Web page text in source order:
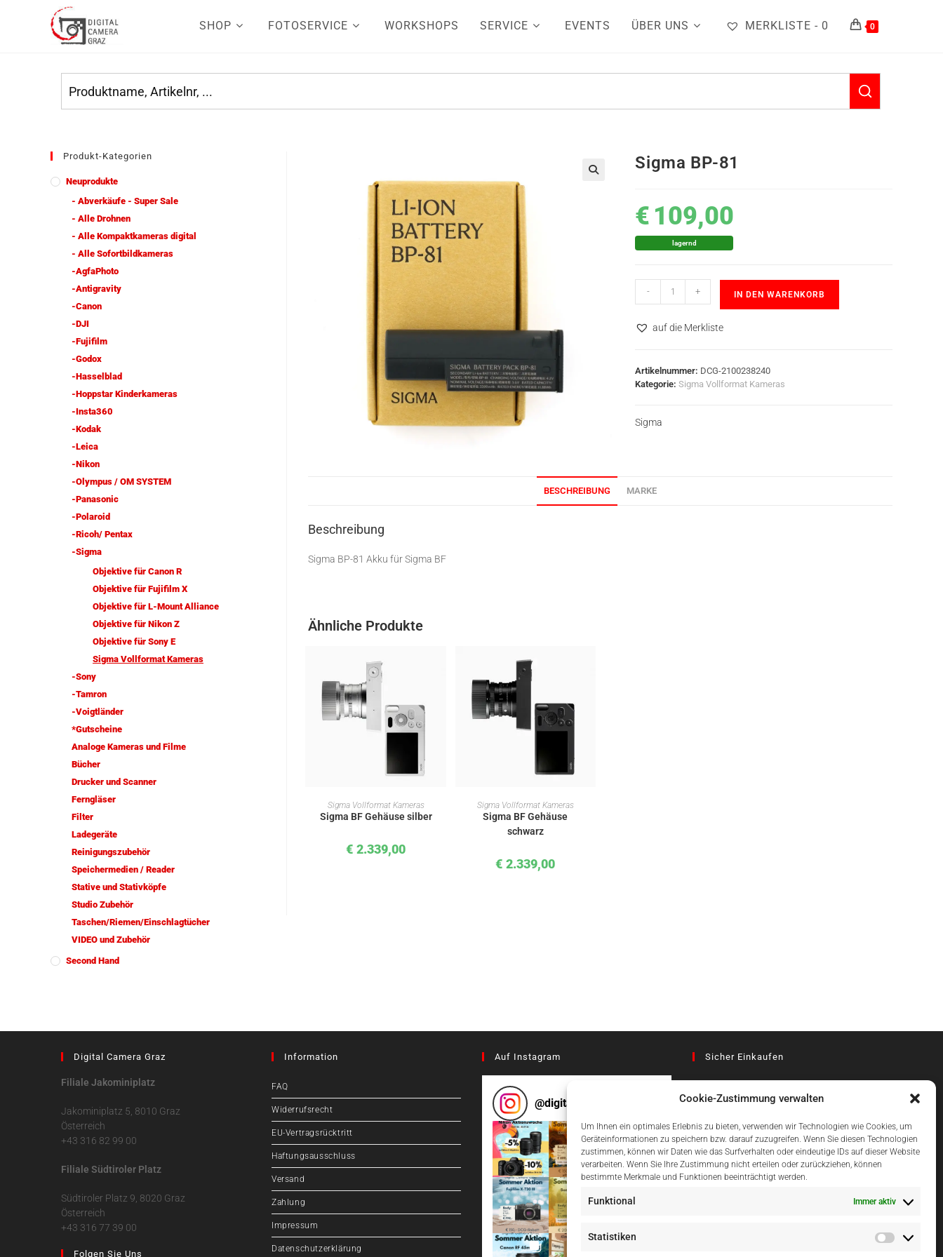
Cookie-Zustimmung verwalten
Um Ihnen ein optimales Erlebnis zu bieten, verwenden wir Technologien wie Cookies, um
Geräteinformationen zu speichern bzw. darauf zuzugreifen. Wenn Sie diesen Technologien
zustimmen, können wir Daten wie das Surfverhalten oder eindeutige IDs auf dieser Website
verarbeiten. Wenn Sie Ihre Zustimmung nicht erteilen oder zurückziehen, können
bestimmte Merkmale und Funktionen beeinträchtigt werden.
Funktional Immer aktiv
Statistiken
SHOP FOTOSERVICE WORKSHOPS SERVICE EVENTS ÜBER UNS MERKLISTE - 0 0
Sigma BP-81
€ 109,00
lagernd
- + IN DEN WARENKORB
auf die Merkliste
Artikelnummer: DCG-2100238240
Kategorie:Sigma Vollformat Kameras
Sigma
BESCHREIBUNG MARKE
Beschreibung
Sigma BP-81 Akku für Sigma BF
Ähnliche Produkte
IN DEN WARENKORB
Sigma Vollformat Kameras
Sigma BF Gehäuse silber
€ 2.339,00
IN DEN WARENKORB
Sigma Vollformat Kameras
Sigma BF Gehäuse
schwarz
€ 2.339,00
Produkt-Kategorien
Neuprodukte
- Abverkäufe - Super Sale
- Alle Drohnen
- Alle Kompaktkameras digital
- Alle Sofortbildkameras
-AgfaPhoto
-Antigravity
-Canon
-DJI
-Fujifilm
-Godox
-Hasselblad
-Hoppstar Kinderkameras
-Insta360
-Kodak
-Leica
-Nikon
-Olympus / OM SYSTEM
-Panasonic
-Polaroid
-Ricoh/ Pentax
-Sigma
Objektive für Canon R
Objektive für Fujifilm X
Objektive für L-Mount Alliance
Objektive für Nikon Z
Objektive für Sony E
Sigma Vollformat Kameras
-Sony
-Tamron
-Voigtländer
*Gutscheine
Analoge Kameras und Filme
Bücher
Drucker und Scanner
Ferngläser
Filter
Ladegeräte
Reinigungszubehör
Speichermedien / Reader
Stative und Stativköpfe
Studio Zubehör
Taschen/Riemen/Einschlagtücher
VIDEO und Zubehör
Second Hand
Digital Camera Graz
Filiale Jakominiplatz
Jakominiplatz 5, 8010 Graz
Österreich
+43 316 82 99 00
Filiale Südtiroler Platz
Südtiroler Platz 9, 8020 Graz
Österreich
+43 316 77 39 00
Folgen Sie Uns
Information
FAQ
Widerrufsrecht
EU-Vertragsrücktritt
Haftungsausschluss
Versand
Zahlung
Impressum
Datenschutzerklärung
Auf Instagram
@digitalcameragraz
Sicher Einkaufen
Einfach Online Bezahlen